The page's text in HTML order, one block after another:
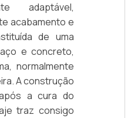
adaptável,
acabamento e
de uma
e concreto,
normalmente
A construção
a cura do
traz consigo